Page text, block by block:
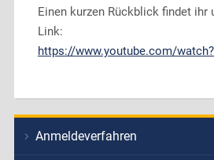
Einen kurzen Rückblick findet ihr
Link:
https://www.youtube.com/
Anmeldeverfahren